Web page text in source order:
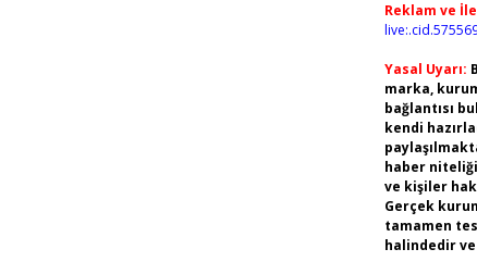
Reklam ve
Yasal Uyarı:
marka,
bağlantısı
kendi
haber
ve kişiler
Gerçek
tamamen
halindedir